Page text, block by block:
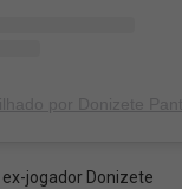
jogador Donizete